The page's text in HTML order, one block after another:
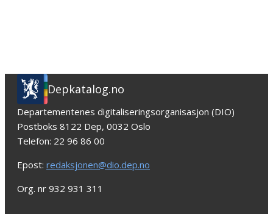
Depkatalog.no
Departementenes digitaliseringsorganisasjon (DIO)
Postboks 8122 Dep, 0032 Oslo
Telefon: 22 96 86 00
Epost: redaksjonen@dio.dep.no
Org. nr 932 931 311